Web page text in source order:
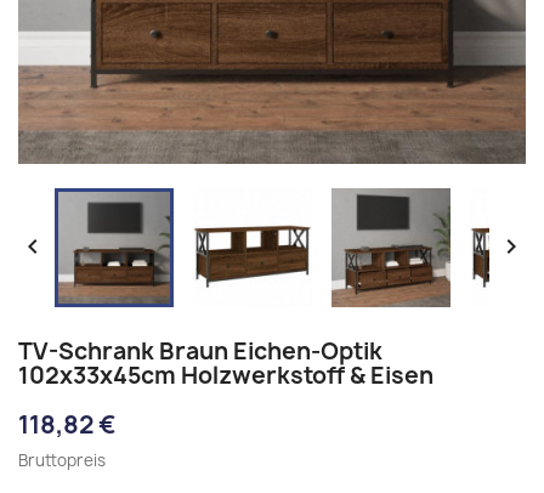
 
TV-Schrank Braun Eichen-Optik
102x33x45cm Holzwerkstoff & Eisen
118,82 €
Bruttopreis